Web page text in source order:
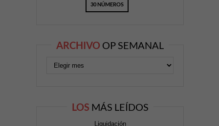
30 NÚMEROS
ARCHIVO OP SEMANAL
LOS MÁS LEÍDOS
Liquidación